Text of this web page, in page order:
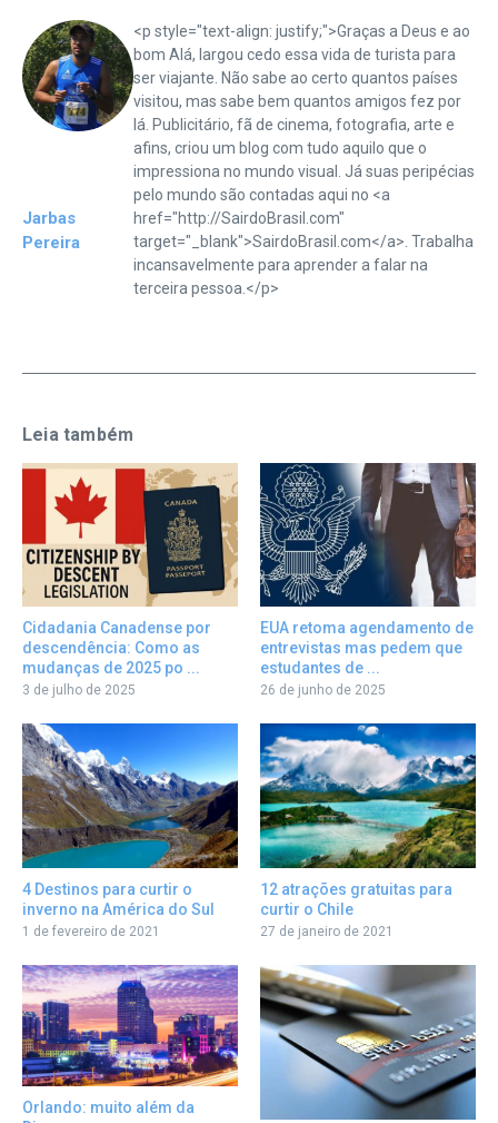
Jarbas
Pereira
<p style="text-align: justify;">Graças a Deus e ao
bom Alá, largou cedo essa vida de turista para
ser viajante. Não sabe ao certo quantos países
visitou, mas sabe bem quantos amigos fez por
lá. Publicitário, fã de cinema, fotografia, arte e
afins, criou um blog com tudo aquilo que o
impressiona no mundo visual. Já suas peripécias
pelo mundo são contadas aqui no <a
href="http://SairdoBrasil.com"
target="_blank">SairdoBrasil.com</a>. Trabalha
incansavelmente para aprender a falar na
terceira pessoa.</p>
Leia também
Cidadania Canadense por
descendência: Como as
mudanças de 2025 po ...
3 de julho de 2025
EUA retoma agendamento de
entrevistas mas pedem que
estudantes de ...
26 de junho de 2025
4 Destinos para curtir o
inverno na América do Sul
1 de fevereiro de 2021
12 atrações gratuitas para
curtir o Chile
27 de janeiro de 2021
Orlando: muito além da